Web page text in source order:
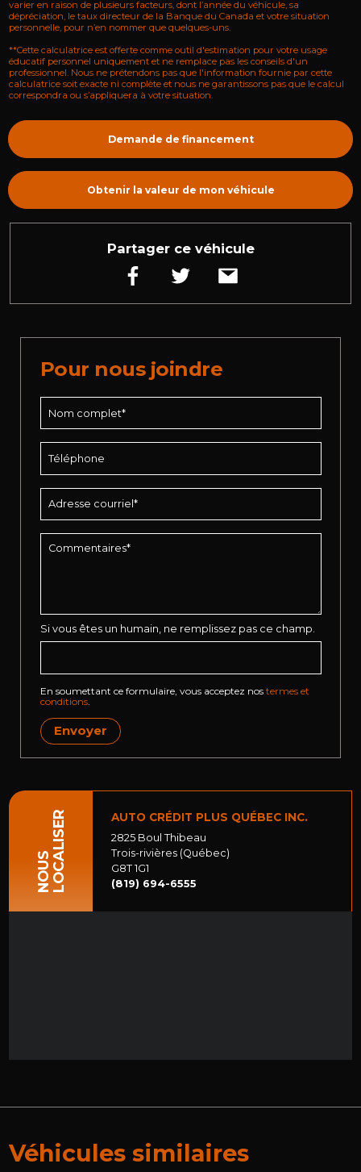
varier en raison de plusieurs facteurs, dont l’année du véhicule, sa
dépréciation, le taux directeur de la Banque du Canada et votre situation
personnelle, pour n’en nommer que quelques-uns.
**Cette calculatrice est offerte comme outil d'estimation pour votre usage
éducatif personnel uniquement et ne remplace pas les conseils d'un
professionnel. Nous ne prétendons pas que l'information fournie par cette
calculatrice soit exacte ni complète et nous ne garantissons pas que le calcul
correspondra ou s’appliquera à votre situation.
Demande de financement
Obtenir la valeur de mon véhicule
Partager ce véhicule
Pour nous joindre
Si vous êtes un humain, ne remplissez pas ce champ.
En soumettant ce formulaire, vous acceptez nos termes et
conditions.
Envoyer
NOUSLOCALISER AUTO CRÉDIT PLUS QUÉBEC INC.
2825 Boul Thibeau
Trois-rivières (Québec)
G8T 1G1
(819) 694-6555
Véhicules similaires